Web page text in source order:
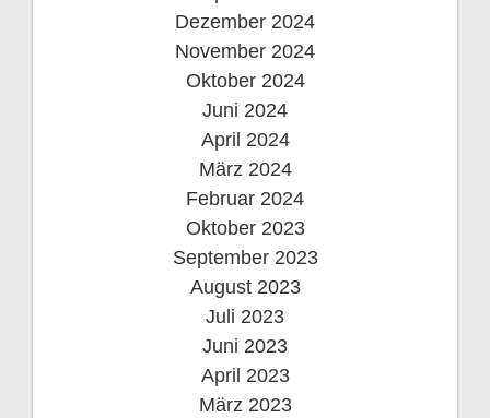
Dezember 2024
November 2024
Oktober 2024
Juni 2024
April 2024
März 2024
Februar 2024
Oktober 2023
September 2023
August 2023
Juli 2023
Juni 2023
April 2023
März 2023